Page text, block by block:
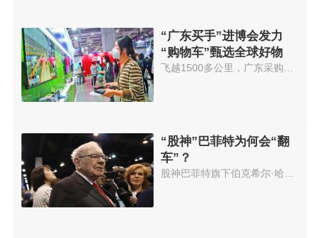
“广东买手”进博会发力
“购物车”甄选全球好物
飞越1500多公里，广东采购商正在...
“股神”巴菲特为何会“翻
车”？
股神巴菲特旗下伯克希尔·哈撒韦...